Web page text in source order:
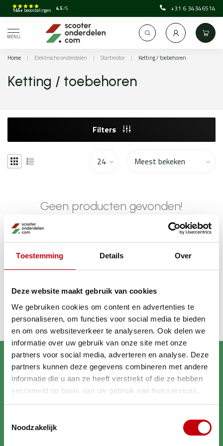
Toestemming Details Over
Deze website maakt gebruik van cookies
We gebruiken cookies om content en advertenties te
personaliseren, om functies voor social media te bieden
en om ons websiteverkeer te analyseren. Ook delen we
informatie over uw gebruik van onze site met onze
partners voor social media, adverteren en analyse. Deze
partners kunnen deze gegevens combineren met andere
informatie die u aan ze heeft verstrekt of die ze hebben
verzameld op basis van uw gebruik van hun services.
Noodzakelijk
145+ beoordelingen 4.5/5 +31 6 34346514
MENU
Home | Elektrische onderdelen | Startmotor | Ketting / toebehoren
Ketting / toebehoren
Filters
Geen producten gevonden!
Recent bekeken
topconditie